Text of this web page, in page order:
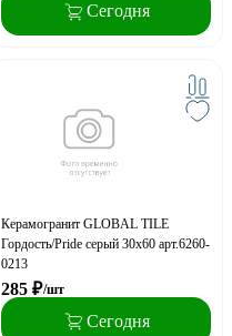
Сегодня
Керамогранит GLOBAL TILE
Гордость/Pride серый 30x60 арт.6260-
0213
285 ₽/шт
Сегодня